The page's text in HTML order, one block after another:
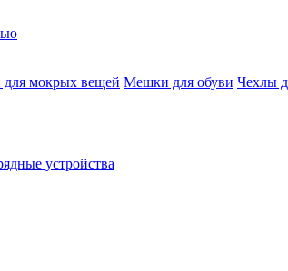
мокрых вещей Мешки для обуви Чехлы
устройства